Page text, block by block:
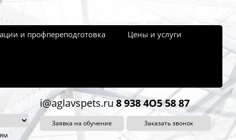
и профпереподготовка Цены и услуги
i@aglavspets.ru 8 938 4O5 58 87
Заявка на обучение Заказать звонок